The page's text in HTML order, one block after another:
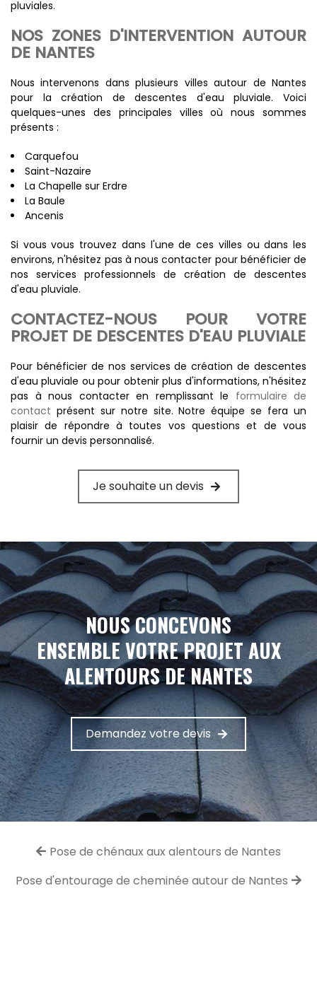
pluviales.
NOS ZONES D'INTERVENTION AUTOUR
DE NANTES
Nous intervenons dans plusieurs villes autour de Nantes
pour la création de descentes d'eau pluviale. Voici
quelques-unes des principales villes où nous sommes
présents :
Carquefou
Saint-Nazaire
La Chapelle sur Erdre
La Baule
Ancenis
Si vous vous trouvez dans l'une de ces villes ou dans les
environs, n'hésitez pas à nous contacter pour bénéficier de
nos services professionnels de création de descentes
d'eau pluviale.
CONTACTEZ-NOUS POUR VOTRE
PROJET DE DESCENTES D'EAU PLUVIALE
Pour bénéficier de nos services de création de descentes
d'eau pluviale ou pour obtenir plus d'informations, n'hésitez
pas à nous contacter en remplissant le formulaire de
contact présent sur notre site. Notre équipe se fera un
plaisir de répondre à toutes vos questions et de vous
fournir un devis personnalisé.
Je souhaite un devis
NOUS CONCEVONS
ENSEMBLE VOTRE PROJET AUX
ALENTOURS DE NANTES
Demandez votre devis
Pose de chénaux aux alentours de Nantes
Pose d'entourage de cheminée autour de Nantes